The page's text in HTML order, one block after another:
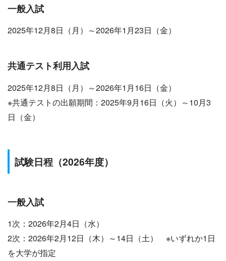
一般入試
2025年12月8日（月）～2026年1月23日（金）
共通テスト利用入試
2025年12月8日（月）～2026年1月16日（金）
※共通テストの出願期間：2025年9月16日（火）～10月3
日（金）
試験日程 （2026年度）
一般入試
1次：2026年2月4日（水）
2次：2026年2月12日（木）～14日（土） ※いずれか1日
を大学が指定